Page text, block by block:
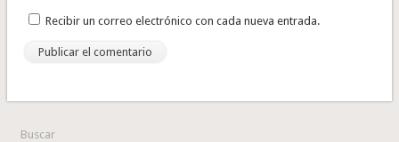
Recibir un correo electrónico con cada nueva entrada.
Buscar